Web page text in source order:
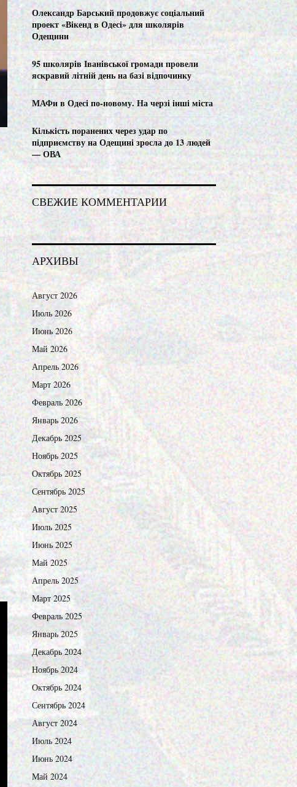
C
H
Олександр Барський продовжує соціальний
проект «Вікенд в Одесі» для школярів
Одещини
95 школярів Іванівської громади провели
яскравий літній день на базі відпочинку
МАФи в Одесі по-новому. На черзі інші міста
Кількість поранених через удар по
підприємству на Одещині зросла до 13 людей
— ОВА
СВЕЖИЕ КОММЕНТАРИИ
АРХИВЫ
Август 2026
Июль 2026
Июнь 2026
Май 2026
Апрель 2026
Март 2026
Февраль 2026
Январь 2026
Декабрь 2025
Ноябрь 2025
Октябрь 2025
Сентябрь 2025
Август 2025
Июль 2025
Июнь 2025
Май 2025
Апрель 2025
Март 2025
Февраль 2025
Январь 2025
Декабрь 2024
Ноябрь 2024
Октябрь 2024
Сентябрь 2024
Август 2024
Июль 2024
Июнь 2024
Май 2024